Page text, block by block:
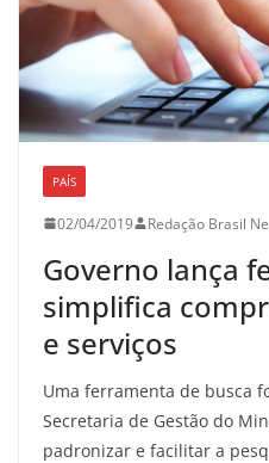
PAÍS
02/04/2019 Redação Brasil
Governo lança
simplifica
e serviços
Uma ferramenta de busca
Secretaria de Gestão do
padronizar e facilitar a